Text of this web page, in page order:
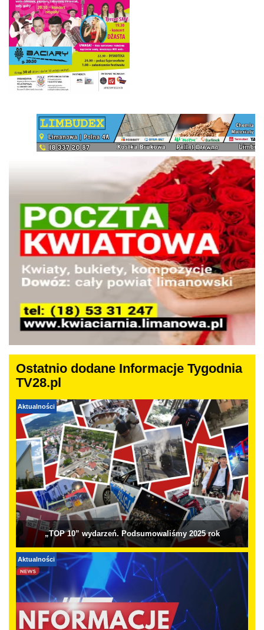
Ostatnio dodane Informacje Tygodnia
TV28.pl
Aktualności
„TOP 10” wydarzeń. Podsumowaliśmy 2025 rok
Aktualności